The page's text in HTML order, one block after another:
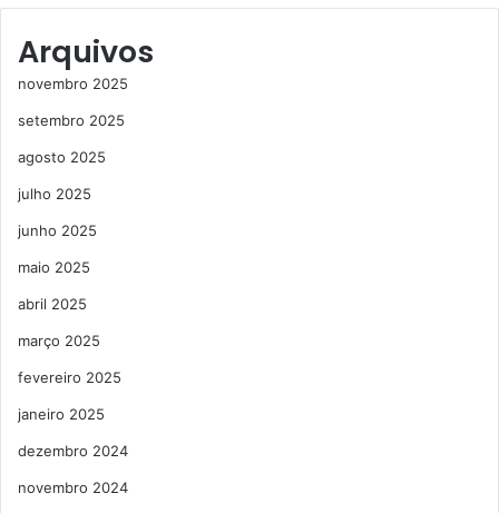
Arquivos
novembro 2025
setembro 2025
agosto 2025
julho 2025
junho 2025
maio 2025
abril 2025
março 2025
fevereiro 2025
janeiro 2025
dezembro 2024
novembro 2024